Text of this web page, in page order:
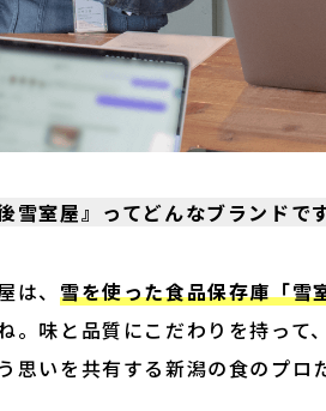
雪室屋』ってどんなブランドで
は、雪を使った食品保存庫「雪
。味と品質にこだわりを持って、
思いを共有する新潟の食のプロ